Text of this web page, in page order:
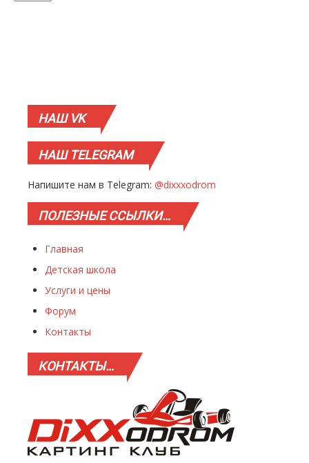
НАШVK
НАШTELEGRAM
Напишите нам в Telegram: @dixxxodrom
ПОЛЕЗНЫЕССЫЛКИ…
Главная
Детская школа
Услуги и цены
Форум
Контакты
КОНТАКТЫ…